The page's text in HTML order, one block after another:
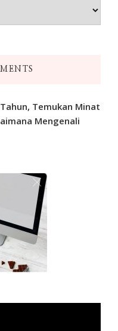
Temukan Minat
Mengenali